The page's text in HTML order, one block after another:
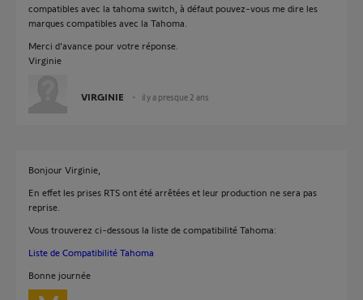
compatibles avec la tahoma switch, à défaut pouvez-vous me dire les
marques compatibles avec la Tahoma.
Merci d'avance pour votre réponse.
Virginie
VIRGINIE il y a presque 2 ans
Bonjour Virginie,
En effet les prises RTS ont été arrêtées et leur production ne sera pas
reprise.
Vous trouverez ci-dessous la liste de compatibilité Tahoma:
Liste de Compatibilité Tahoma
Bonne journée